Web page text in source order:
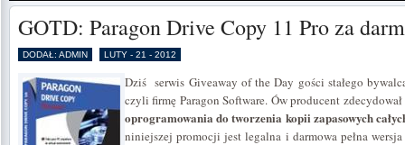
GOTD: Paragon Drive Copy 11 Pro za
DODAŁ: ADMIN LUTY - 21 - 2012
Dziś serwis Giveaway of the Day gości stałego
czyli firmę Paragon Software. Ów producent
oprogramowania do tworzenia kopii zapasowych
niniejszej promocji jest legalna i darmowa pełna